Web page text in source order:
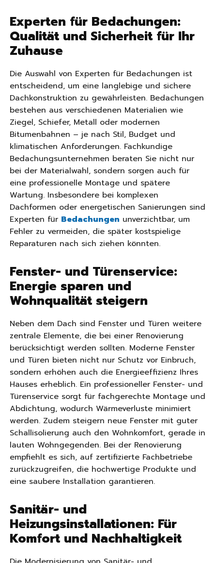
Experten für Bedachungen:
Qualität und Sicherheit für Ihr
Zuhause
Die Auswahl von Experten für Bedachungen ist
entscheidend, um eine langlebige und sichere
Dachkonstruktion zu gewährleisten. Bedachungen
bestehen aus verschiedenen Materialien wie
Ziegel, Schiefer, Metall oder modernen
Bitumenbahnen – je nach Stil, Budget und
klimatischen Anforderungen. Fachkundige
Bedachungsunternehmen beraten Sie nicht nur
bei der Materialwahl, sondern sorgen auch für
eine professionelle Montage und spätere
Wartung. Insbesondere bei komplexen
Dachformen oder energetischen Sanierungen sind
Experten für Bedachungen unverzichtbar, um
Fehler zu vermeiden, die später kostspielige
Reparaturen nach sich ziehen könnten.
Fenster- und Türenservice:
Energie sparen und
Wohnqualität steigern
Neben dem Dach sind Fenster und Türen weitere
zentrale Elemente, die bei einer Renovierung
berücksichtigt werden sollten. Moderne Fenster
und Türen bieten nicht nur Schutz vor Einbruch,
sondern erhöhen auch die Energieeffizienz Ihres
Hauses erheblich. Ein professioneller Fenster- und
Türenservice sorgt für fachgerechte Montage und
Abdichtung, wodurch Wärmeverluste minimiert
werden. Zudem steigern neue Fenster mit guter
Schallisolierung auch den Wohnkomfort, gerade in
lauten Wohngegenden. Bei der Renovierung
empfiehlt es sich, auf zertifizierte Fachbetriebe
zurückzugreifen, die hochwertige Produkte und
eine saubere Installation garantieren.
Sanitär- und
Heizungsinstallationen: Für
Komfort und Nachhaltigkeit